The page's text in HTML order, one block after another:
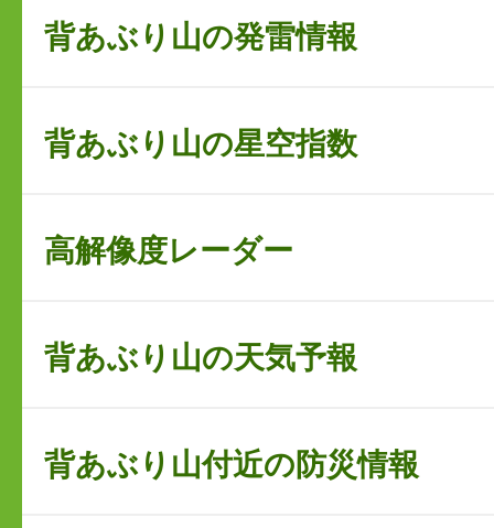
背あぶり山の発雷情報
背あぶり山の星空指数
高解像度レーダー
背あぶり山の天気予報
背あぶり山付近の防災情報